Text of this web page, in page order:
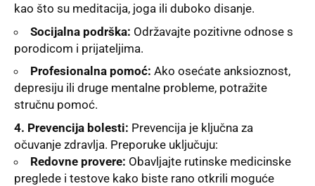
kao što su meditacija, joga ili duboko disanje.
Socijalna podrška: Održavajte pozitivne odnose s
porodicom i prijateljima.
Profesionalna pomoć: Ako osećate anksioznost,
depresiju ili druge mentalne probleme, potražite
stručnu pomoć.
4. Prevencija bolesti: Prevencija je ključna za
očuvanje zdravlja. Preporuke uključuju:
Redovne provere: Obavljajte rutinske medicinske
preglede i testove kako biste rano otkrili moguće